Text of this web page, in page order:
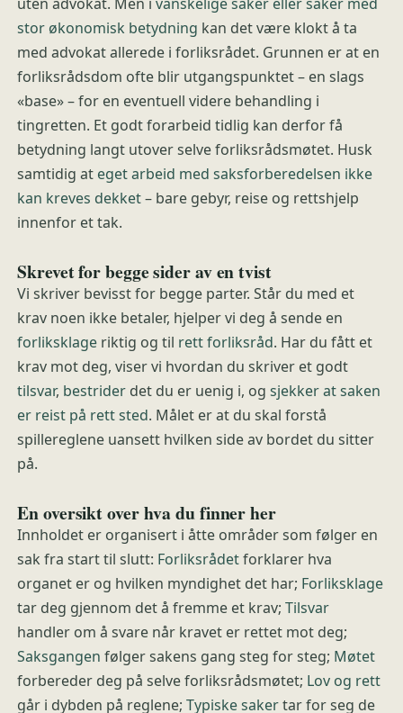
stor økonomisk betydning kan det være klokt å ta
med advokat allerede i forliksrådet. Grunnen er at en
forliksrådsdom ofte blir utgangspunktet – en slags
«base» – for en eventuell videre behandling i
tingretten. Et godt forarbeid tidlig kan derfor få
betydning langt utover selve forliksrådsmøtet. Husk
samtidig at eget arbeid med saksforberedelsen ikke
kan kreves dekket– bare gebyr, reise og rettshjelp
innenfor et tak.
Skrevet for begge sider av en tvist
Vi skriver bevisst for begge parter. Står du med et
krav noen ikke betaler, hjelper vi deg å sende en
forliksklage riktig og til rett forliksråd. Har du fått et
krav mot deg, viser vi hvordan du skriver et godt
tilsvar, bestrider det du er uenig i, ogsjekker at saken
er reist på rett sted. Målet er at du skal forstå
spillereglene uansett hvilken side av bordet du sitter
på.
En oversikt over hva du finner her
Innholdet er organisert i åtte områder som følger en
sak fra start til slutt: Forliksrådetforklarer hva
organet er og hvilken myndighet det har; Forliksklage
tar deg gjennom det å fremme et krav;Tilsvar
handler om å svare når kravet er rettet mot deg;
Saksgangen følger sakens gang steg for steg; Møtet
forbereder deg på selve forliksrådsmøtet; Lov og rett
går i dybden på reglene;Typiske sakertar for seg de